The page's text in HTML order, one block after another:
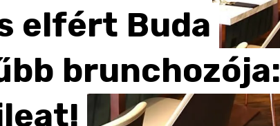
elfért Buda
brunchozója: